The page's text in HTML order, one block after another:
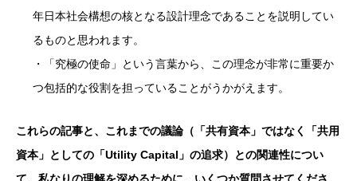
年日本社会構想の核となる設計理念であることを説明してい
るものと思われます。
・「究極の使命」という言葉から、この理念が非常に重要か
つ包括的な役割を担っていることがうかがえます。
これらの記事と、これまでの議論（「共有資本」ではなく「共用
資本」としての「Utility Capital」の追求）との関連性につい